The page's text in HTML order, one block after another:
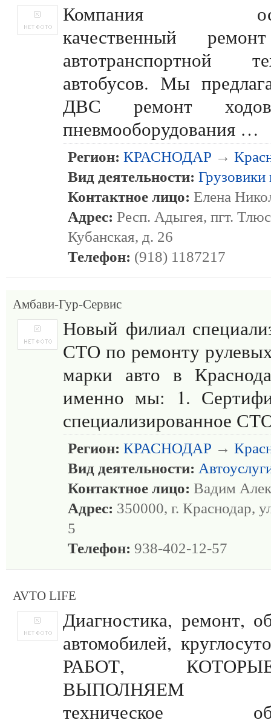
Компания
качественный
автотранспортной
автобусов. Мы
ДВС ремонт
пневмооборудования …
Регион: КРАСНОДАР →
Вид деятельности: Грузовики
Контактное лицо: Елена
Адрес: Респ. Адыгея, пгт.
Кубанская, д. 26
Телефон: (918) 1187217
Амбави-Гур-Сервис
Новый филиал
СТО по ремонту
марки авто в
именно мы: 1.
специализированное
Регион: КРАСНОДАР →
Вид деятельности:
Контактное лицо: Вадим
Адрес: 350000, г. Краснодар,
5
Телефон: 938-402-12-57
AVTO LIFE
Диагностика, ремонт,
автомобилей,
РАБОТ,
ВЫПОЛНЯЕМ
техническое